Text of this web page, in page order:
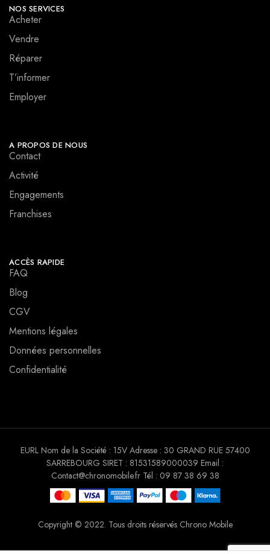
NOS SERVICES
Acheter
Vendre
Réparer
T’informer
Employer
A PROPOS DE NOUS
Contact
Activité
Engagements
Franchises
ACCÈS RAPIDE
FAQ
Blog
CGV
Mentions légales
Données personnelles
Confidentialité
Copyright © 2022. Tous droits réservés Chrono Mobile
EURL Nom de la Société : 15V Adresse : 30 GRAND RUE 57400
SARREBOURG SIRET : 81531589000039 Email :
Contact@chronomobile.fr Tél : 09 87 38 69 38